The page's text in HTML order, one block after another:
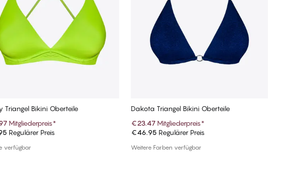
Triangel Bikini Oberteile
Mitgliederpreis*
Regulärer Preis
verfügbar
Dakota Triangel Bikini Oberteile
€23.47 Mitgliederpreis*
€46.95 Regulärer Preis
Weitere Farben verfügbar